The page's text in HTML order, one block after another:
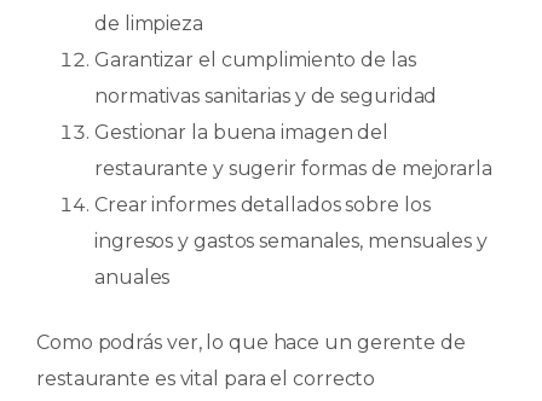
de limpieza
Garantizar el cumplimiento de las
normativas sanitarias y de seguridad
Gestionar la buena imagen del
restaurante y sugerir formas de mejorarla
Crear informes detallados sobre los
ingresos y gastos semanales, mensuales y
anuales
Como podrás ver, lo que hace un gerente de
restaurante es vital para el correcto